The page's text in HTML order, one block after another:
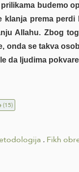
budemo
prema
Allahu. Zbog
onda se takva
da ljudima
(15)
.Fikh